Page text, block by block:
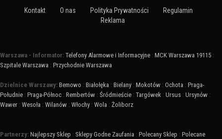
Kontakt O nas Polityka Prywatności
Regulamin
Reklama
Warszawa - Informator: Telefony Alarmowe i Informacyjne : MCK Warszawa 19115 :
Szpitale Warszawa : Przychodnie Warszawa
Dzielnice Warszawy: Bemowo : Białołęka : Bielany : Mokotów : Ochota : Praga-
Południe : Praga-Północ : Rembertów : Śródmieście : Targówek : Ursus : Ursynów :
Wawer : Wesoła : Wilanów : Włochy : Wola : Żoliborz
Partnerzy: Najlepszy Sklep : Sklepy Godne Zaufania : Polecany Sklep : Polecane